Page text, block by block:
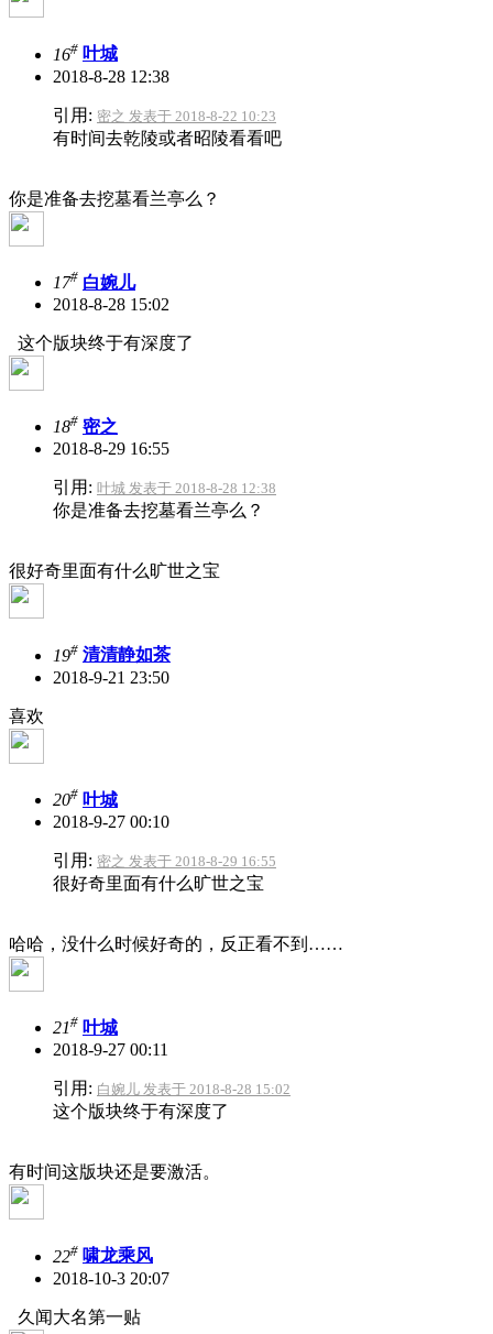
16# 叶城
2018-8-28 12:38
引用: 密之 发表于 2018-8-22 10:23
有时间去乾陵或者昭陵看看吧
你是准备去挖墓看兰亭么？
17# 白婉儿
2018-8-28 15:02
这个版块终于有深度了
18# 密之
2018-8-29 16:55
引用: 叶城 发表于 2018-8-28 12:38
你是准备去挖墓看兰亭么？
很好奇里面有什么旷世之宝
19# 清清静如茶
2018-9-21 23:50
喜欢
20# 叶城
2018-9-27 00:10
引用: 密之 发表于 2018-8-29 16:55
很好奇里面有什么旷世之宝
哈哈，没什么时候好奇的，反正看不到……
21# 叶城
2018-9-27 00:11
引用: 白婉儿 发表于 2018-8-28 15:02
这个版块终于有深度了
有时间这版块还是要激活。
22# 啸龙乘风
2018-10-3 20:07
久闻大名第一贴